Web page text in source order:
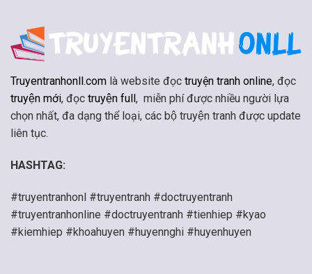
Truyentranhonll.com là website đọc truyện tranh online, đọc
truyện mới, đọc truyện full, miễn phí được nhiều người lựa
chọn nhất, đa dạng thể loại, các bộ truyện tranh được update
liên tục.
HASHTAG:
#truyentranhonl #truyentranh #doctruyentranh
#truyentranhonline #doctruyentranh #tienhiep #kyao
#kiemhiep #khoahuyen #huyennghi #huyenhuyen